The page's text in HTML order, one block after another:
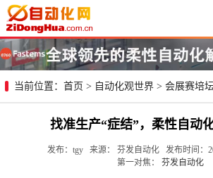
当前位置： 首页 > 自动化观世界 > 会展赛培
找准生产“症结”，柔性自动
发布：tgy 来源： 芬发自动化 发布时间：
第一对焦： 芬发自动化